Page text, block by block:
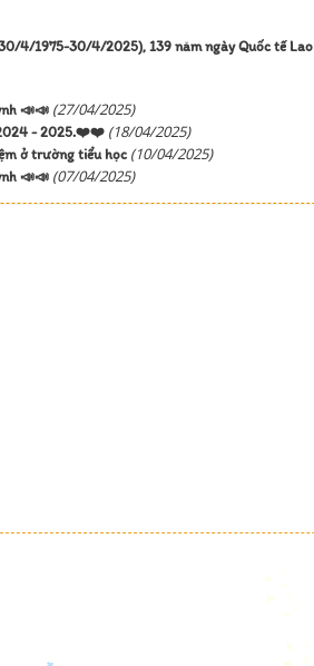
4/1975-30/4/2025), 139 năm ngày Quốc tế
📣📣 (27/04/2025)
2024 - 2025.❤️❤️ (18/04/2025)
ở trường tiểu học (10/04/2025)
📣📣 (07/04/2025)